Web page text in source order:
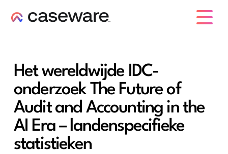
Het wereldwijde IDC-
onderzoek The Future of
Audit and Accounting in the
AI Era – landenspecifieke
statistieken